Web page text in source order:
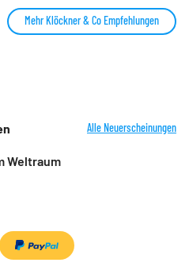
Mehr Klöckner & Co Empfehlungen
Alle Neuerscheinungen
Weltraum